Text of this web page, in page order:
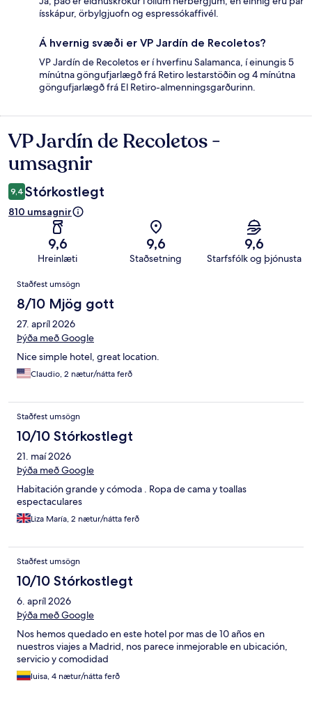
ísskápur, örbylgjuofn og espressókaffivél.
Á hvernig svæði er VP Jardín de Recoletos?
VP Jardín de Recoletos er í hverfinu Salamanca, í einungis 5
mínútna göngufjarlægð frá Retiro lestarstöðin og 4 mínútna
göngufjarlægð frá El Retiro-almenningsgarðurinn.
Umsagnir
VP Jardín de Recoletos -
umsagnir
9,4 Stórkostlegt
810 umsagnir
9,6
Hreinlæti
9,6
Staðsetning
9,6
Starfsfólk og þjónusta
Umsagnir
Staðfest umsögn
8/10 Mjög gott
27. apríl 2026
Þýða með Google
Nice simple hotel, great location.
Claudio, 2 nætur/nátta ferð
Staðfest umsögn
10/10 Stórkostlegt
21. maí 2026
Þýða með Google
Habitación grande y cómoda . Ropa de cama y toallas
espectaculares
Liza María, 2 nætur/nátta ferð
Staðfest umsögn
10/10 Stórkostlegt
6. apríl 2026
Þýða með Google
Nos hemos quedado en este hotel por mas de 10 años en
nuestros viajes a Madrid, nos parece inmejorable en ubicación,
servicio y comodidad
luisa, 4 nætur/nátta ferð